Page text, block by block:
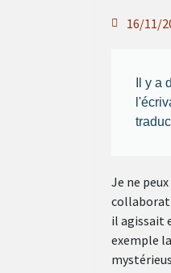
16/11/
Il y
Je ne
il agissait
exemple